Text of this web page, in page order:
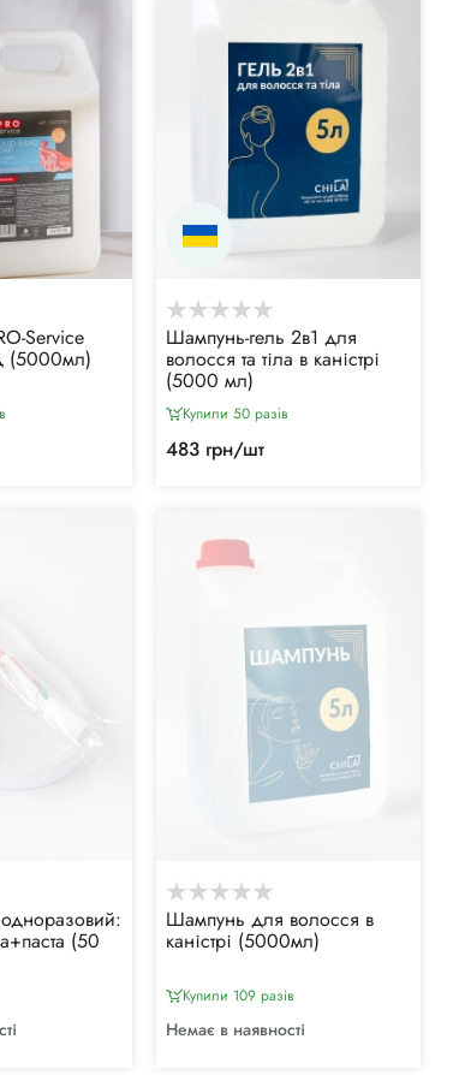
Service
(5000мл)
Шампунь-гель 2в1 для
волосся та тіла в каністрі
(5000 мл)
Купили 50 разiв
483 грн/шт
(50
Шампунь для волосся в
каністрі (5000мл)
Купили 109 разiв
Немає в наявності